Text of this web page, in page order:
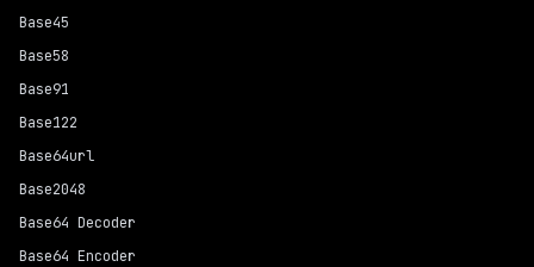
Base45
Base58
Base91
Base122
Base64url
Base2048
Base64 Decoder
Base64 Encoder